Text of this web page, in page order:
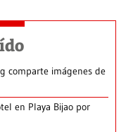
comparte imágenes de
en Playa Bijao por